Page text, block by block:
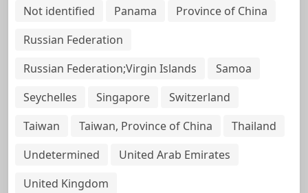
Not identified
Panama
Province of China
Russian Federation
Russian Federation;Virgin Islands
Samoa
Seychelles
Singapore
Switzerland
Taiwan
Taiwan, Province of China
Thailand
Undetermined
United Arab Emirates
United Kingdom